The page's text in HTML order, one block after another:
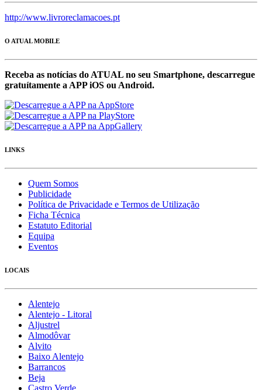
http://www.livroreclamacoes.pt
O ATUAL MOBILE
Receba as notícias do ATUAL no seu Smartphone, descarregue
gratuítamente a APP iOS ou Android.
LINKS
Quem Somos
Publicidade
Política de Privacidade e Termos de Utilização
Ficha Técnica
Estatuto Editorial
Equipa
Eventos
LOCAIS
Alentejo
Alentejo - Litoral
Aljustrel
Almodôvar
Alvito
Baixo Alentejo
Barrancos
Beja